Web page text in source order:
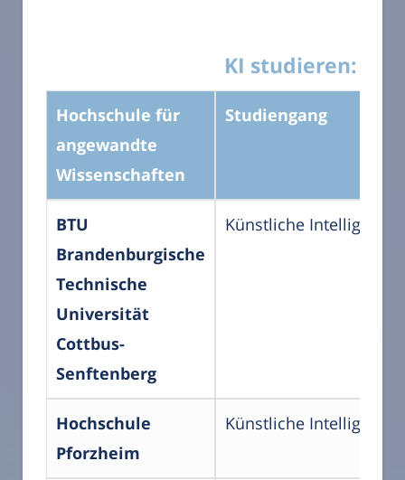
KI studieren:
Hochschule für
angewandte
Wissenschaften
Studiengang
BTU
Brandenburgische
Technische
Universität
Cottbus-
Senftenberg
Künstliche Intelligenz
Hochschule
Pforzheim
Künstliche Intelligenz